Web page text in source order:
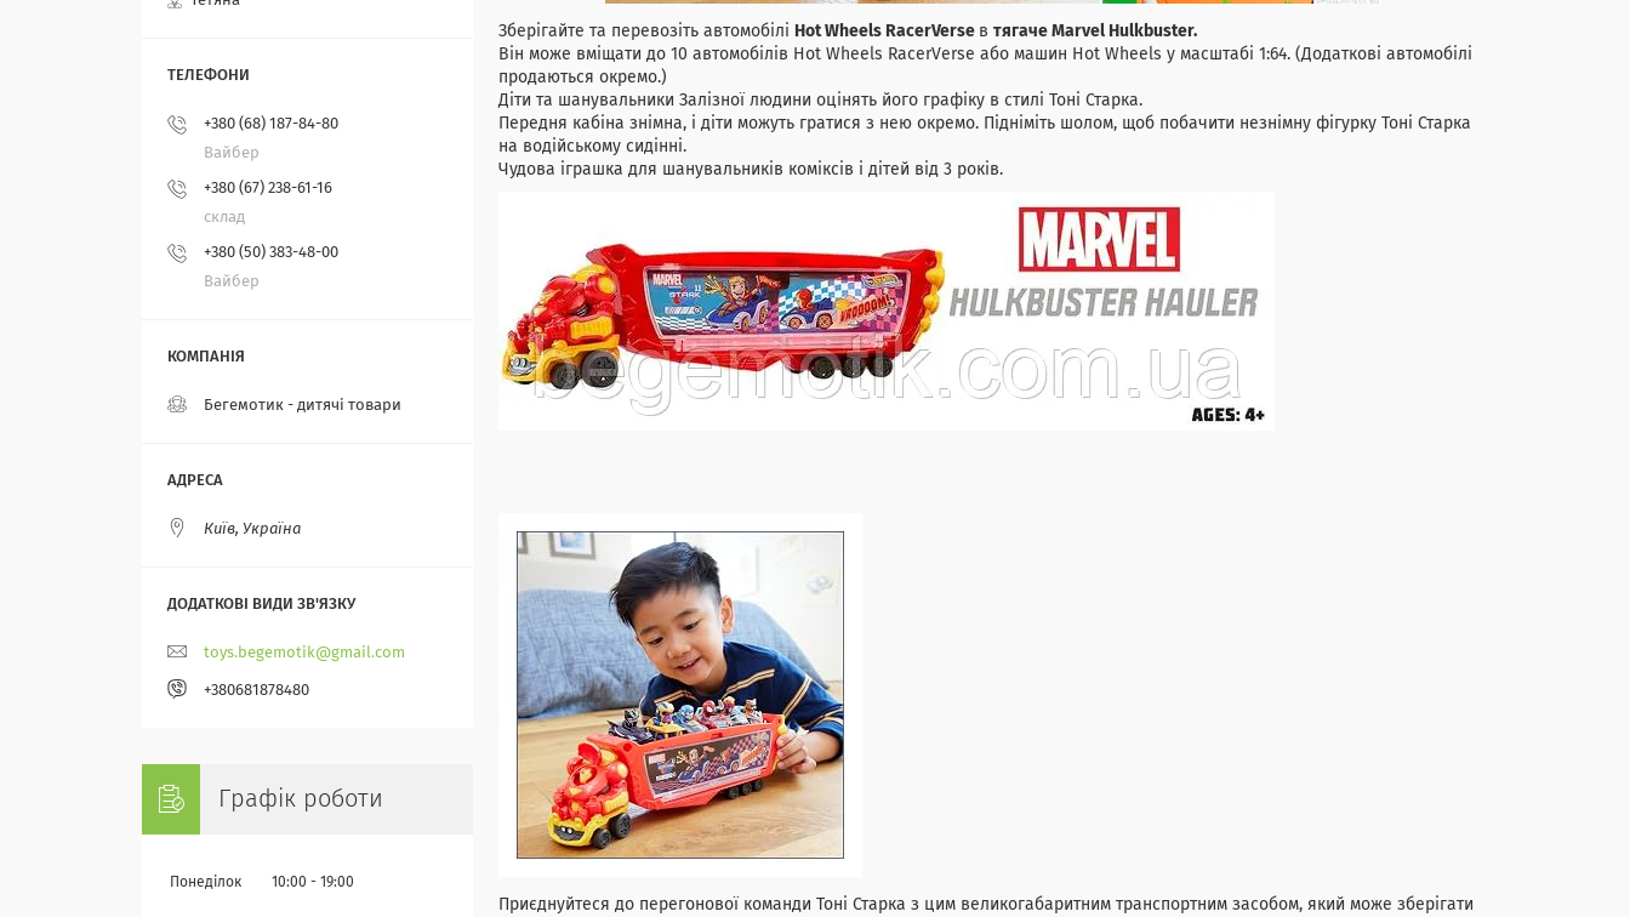
Зберігайте та перевозіть автомобілі Hot Wheels RacerVerse в тягаче Marvel Hulkbuster.
Він може вміщати до 10 автомобілів Hot Wheels RacerVerse або машин Hot Wheels у масштабі 1:64. (Додаткові автомобілі
продаються окремо.)
Діти та шанувальники Залізної людини оцінять його графіку в стилі Тоні Старка.
Передня кабіна знімна, і діти можуть гратися з нею окремо. Підніміть шолом, щоб побачити незнімну фігурку Тоні Старка
на водійському сидінні.
Чудова іграшка для шанувальників коміксів і дітей від 3 років.
Приєднуйтеся до перегонової команди Тоні Старка з цим великогабаритним транспортним засобом, який може зберігати
+380 (68) 187-84-80
Вайбер
+380 (67) 238-61-16
склад
+380 (50) 383-48-00
Вайбер
Бегемотик - дитячi товари
Київ, Україна
toys.begemotik@gmail.com
+380681878480
Графік роботи
Понеділок 10:00 19:00